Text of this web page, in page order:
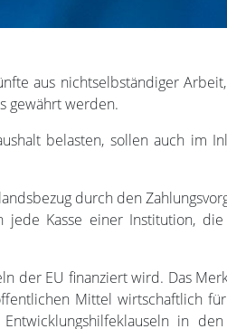
aus nichtselbständiger
gewährt werden.
belasten, sollen auch im
durch den
jede Kasse einer Institution,
der EU finanziert wird. Das
Mittel wirtschaftlich
in